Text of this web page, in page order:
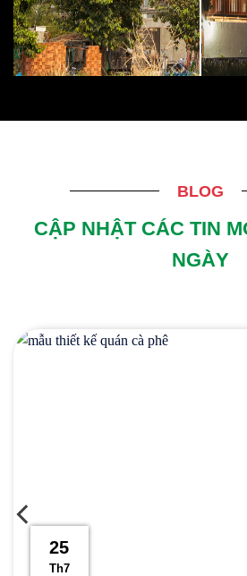
BLOG
CẬP NHẬT CÁC TIN
NGÀY
25
Th7